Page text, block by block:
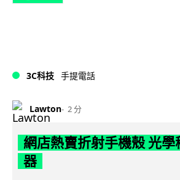
3C科技 手提電話
Lawton 2 分
網店熱賣折射手機殼 光
器